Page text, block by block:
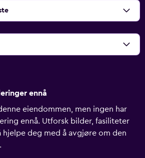
ennå
eiendommen, men ingen har
ennå. Utforsk bilder, fasiliteter
deg med å avgjøre om den